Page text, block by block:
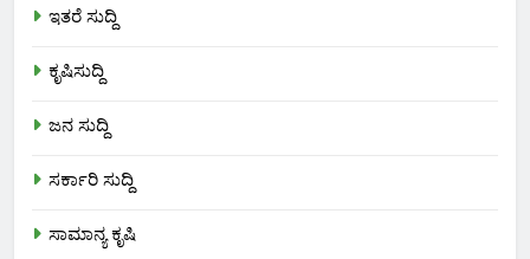
ಇತರೆ ಸುದ್ದಿ
ಕೃಷಿಸುದ್ದಿ
ಜನ ಸುದ್ದಿ
ಸರ್ಕಾರಿ ಸುದ್ದಿ
ಸಾಮಾನ್ಯ ಕೃಷಿ